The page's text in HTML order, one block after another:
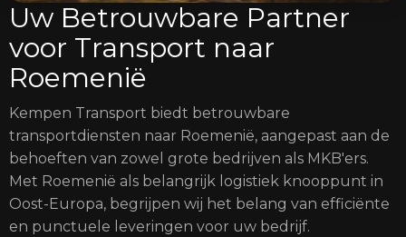
Uw Betrouwbare Partner
voor Transport naar
Roemenië
Kempen Transport biedt betrouwbare
transportdiensten naar Roemenië, aangepast aan de
behoeften van zowel grote bedrijven als MKB'ers.
Met Roemenië als belangrijk logistiek knooppunt in
Oost-Europa, begrijpen wij het belang van efficiënte
en punctuele leveringen voor uw bedrijf.